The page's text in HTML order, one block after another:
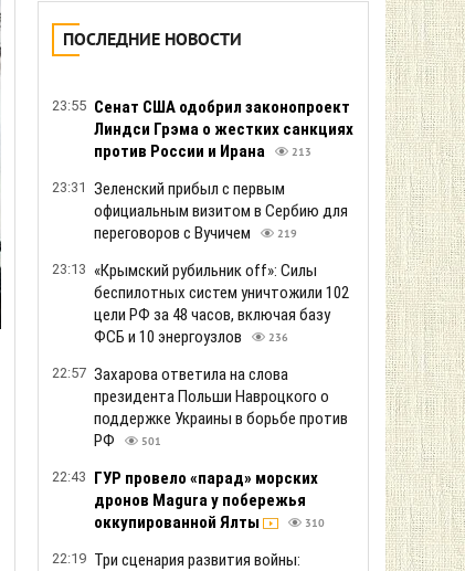
ПОСЛЕДНИЕ НОВОСТИ
23:55 Сенат США одобрил законопроект
Линдси Грэма о жестких санкциях
против России и Ирана
213
23:31 Зеленский прибыл с первым
официальным визитом в Сербию для
переговоров с Вучичем
219
23:13 «Крымский рубильник off»: Силы
беспилотных систем уничтожили 102
цели РФ за 48 часов, включая базу
ФСБ и 10 энергоузлов
236
22:57 Захарова ответила на слова
президента Польши Навроцкого о
поддержке Украины в борьбе против
РФ
501
22:43 ГУР провело «парад» морских
дронов Magura у побережья
оккупированной Ялты
310
22:19 Три сценария развития войны: